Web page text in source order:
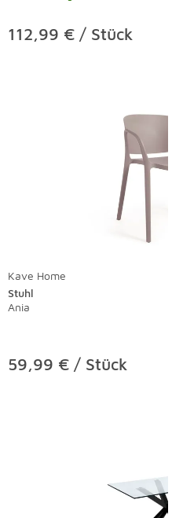
112,99 € / Stück
Kave Home
Stuhl
Ania
59,99 € / Stück